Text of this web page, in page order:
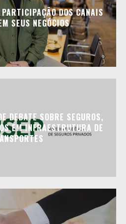
DOS CANAIS
SEUS NEGÓCIOS
DEBATE SOBRE SEGUROS,
EM INFRAESTRUTURA DE